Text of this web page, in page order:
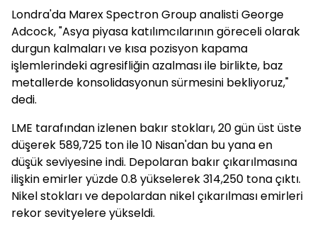
Londra'da Marex Spectron Group analisti George
Adcock, "Asya piyasa katılımcılarının göreceli olarak
durgun kalmaları ve kısa pozisyon kapama
işlemlerindeki agresifliğin azalması ile birlikte, baz
metallerde konsolidasyonun sürmesini bekliyoruz,"
dedi.
LME tarafından izlenen bakır stokları, 20 gün üst üste
düşerek 589,725 ton ile 10 Nisan'dan bu yana en
düşük seviyesine indi. Depolaran bakır çıkarılmasına
ilişkin emirler yüzde 0.8 yükselerek 314,250 tona çıktı.
Nikel stokları ve depolardan nikel çıkarılması emirleri
rekor sevityelere yükseldi.